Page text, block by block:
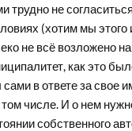
трудно не
(хотим мы этого
не всё возложено
как это
в ответе за свое
числе. И о нем
собственного